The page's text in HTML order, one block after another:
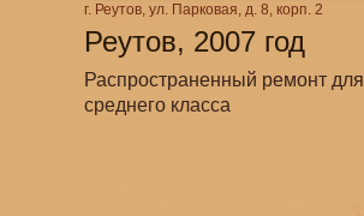
Реутов, 2007 год
г. Реутов, ул. Парковая, д. 8, корп. 2
Распространенный ремонт для
среднего класса